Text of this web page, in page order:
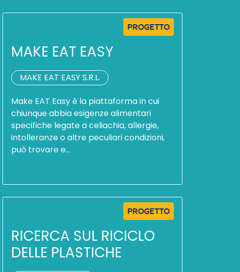
PROGETTO
MAKE EAT EASY
MAKE EAT EASY S.R.L.
Make EAT Easy è la piattaforma in cui
chiunque abbia esigenze alimentari
specifiche legate a celiachia, allergie,
intolleranze o altre peculiari condizioni,
può trovare e…
PROGETTO
RICERCA SUL RICICLO
DELLE PLASTICHE